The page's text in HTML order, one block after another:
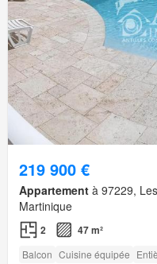
219 900 €
Appartement à 97229,
Martinique
2 47 m²
Balcon Cuisine équipée